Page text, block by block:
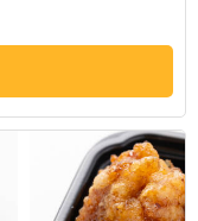
満足度の高い商品です。